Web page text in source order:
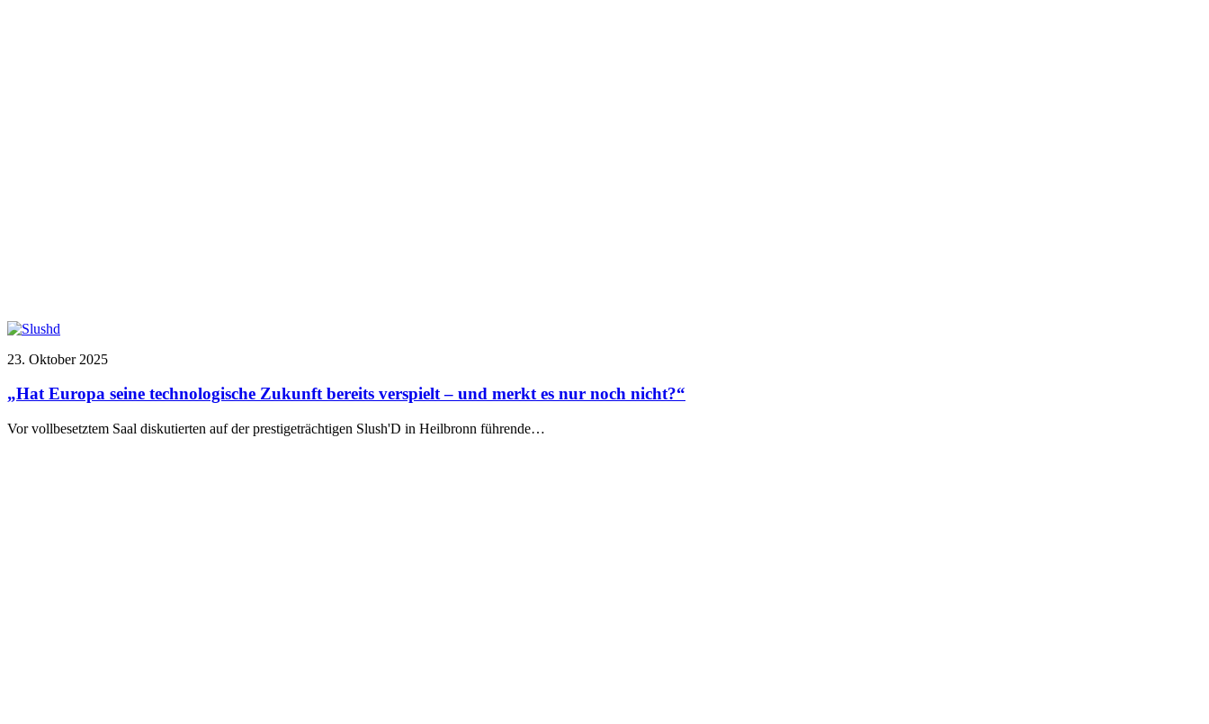
23. Oktober 2025
„Hat Europa seine technologische Zukunft bereits verspielt – und merkt es nur noch nicht?“
Vor vollbesetztem Saal diskutierten auf der prestigeträchtigen Slush'D in Heilbronn führende…